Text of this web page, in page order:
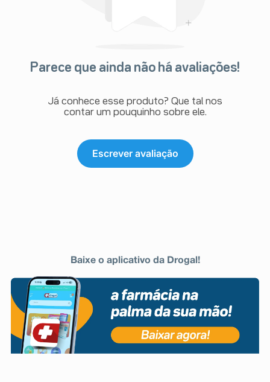
Parece que ainda não há avaliações!
Já conhece esse produto? Que tal nos
contar um pouquinho sobre ele.
Escrever avaliação
Baixe o aplicativo da Drogal!